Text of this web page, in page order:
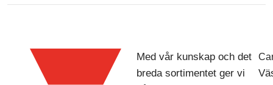
Med vår kunskap och det
breda sortimentet ger vi